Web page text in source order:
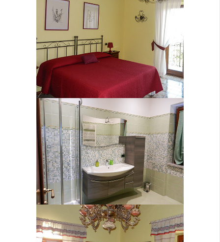
Bagno Saturno
Soggiorno